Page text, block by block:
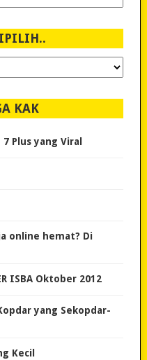
KAK
Plus yang Viral
online hemat? Di
ISBA Oktober 2012
yang Sekopdar-
Kecil